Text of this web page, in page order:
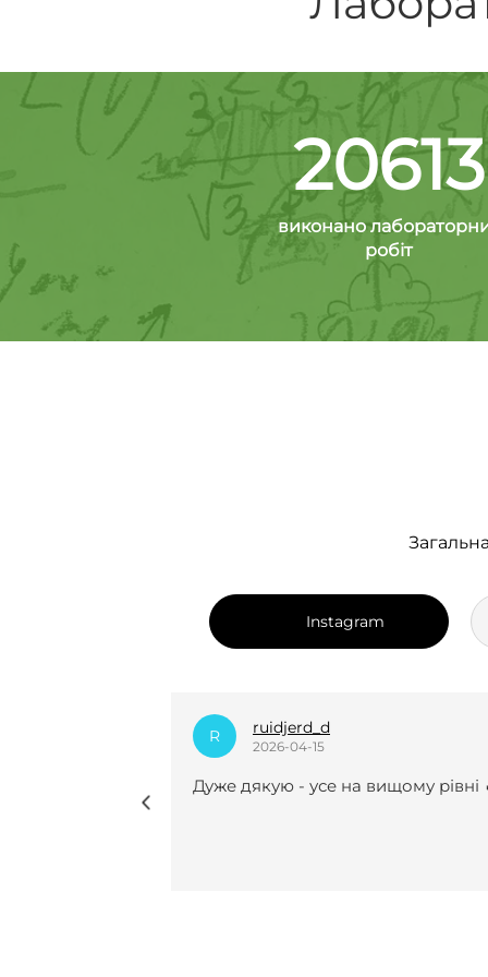
20613
виконано
робіт
Instagram
D dian_k.i
2025-12-24
Нещодавно вперше замовляла у